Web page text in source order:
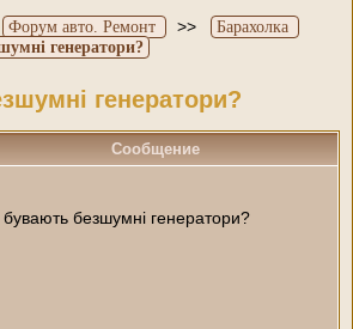
Форум авто. Ремонт >> Барахолка
генератори?
генератори?
Сообщение
бувають безшумні генератори?